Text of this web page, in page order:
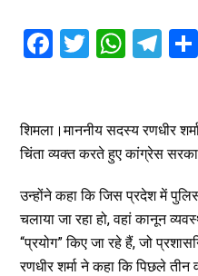
F
b
o
o
k
T
er
W
s
A
p
p
T
gr
a
m
शिमला।माननीय सदस्य रणधीर
चिंता व्यक्त करते हुए कांग्रेस
उन्होंने कहा कि जिस प्रदेश में
चलाया जा रहा हो, वहां कानून
“प्रयोग” किए जा रहे हैं, जो
रणधीर शर्मा ने कहा कि पिछले